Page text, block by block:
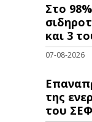
Στο
και 3
07-08-2026
της
του